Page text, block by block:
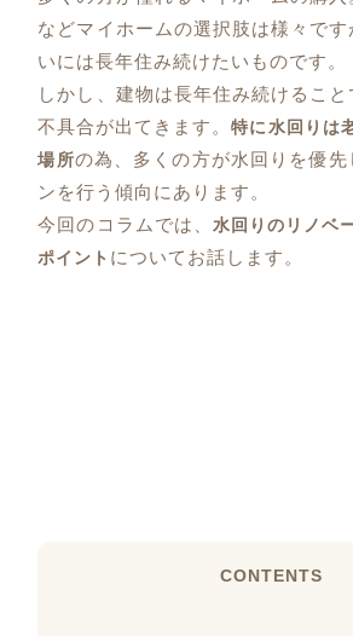
などマイホームの選択肢は様々です
いには長年住み続けたいものです。
しかし、建物は長年住み続けるこ
不具合が出てきます。特に水回りは
場所の為、多くの方が水回りを優先
ンを行う傾向にあります。
今回のコラムでは、 水回りのリノベ
ポイント についてお話します。
CONTENTS